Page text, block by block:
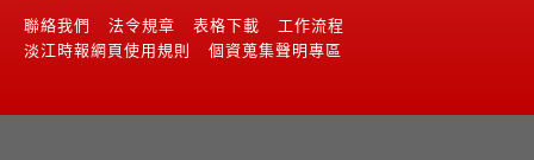
聯絡我們
法令規章 表格下載
工作流程
淡江時報網頁使用規則
個資蒐集聲明專區